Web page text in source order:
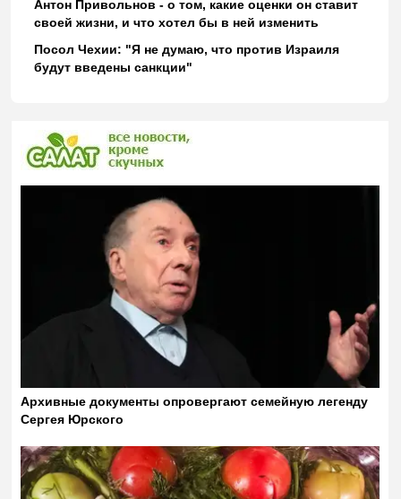
Антон Привольнов - о том, какие оценки он ставит
своей жизни, и что хотел бы в ней изменить
Посол Чехии: "Я не думаю, что против Израиля
будут введены санкции"